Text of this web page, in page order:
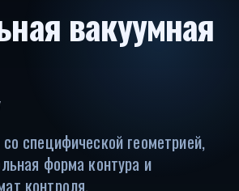
вакуумная
специфической геометрией,
форма контура и
контроля.